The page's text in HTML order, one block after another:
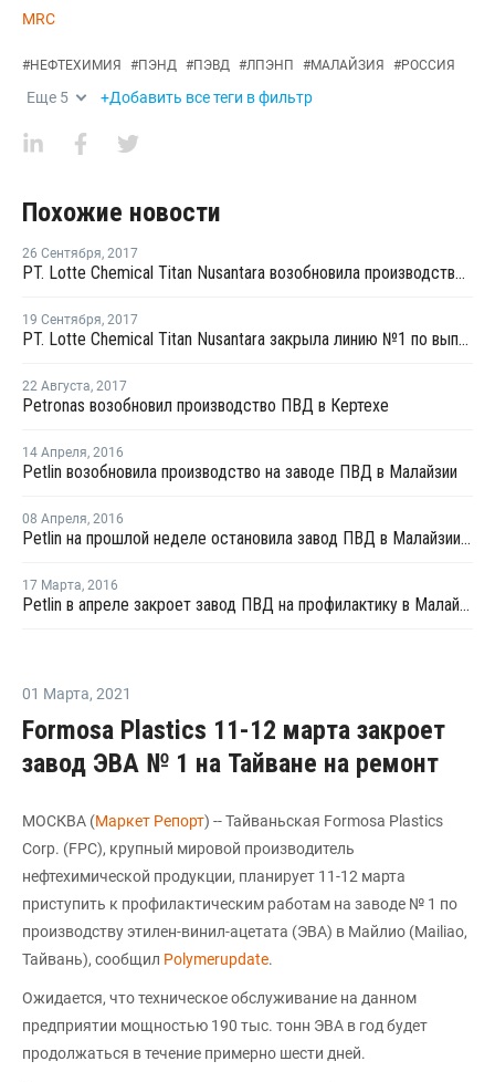
MRC
#НЕФТЕХИМИЯ #ПЭНД #ПЭВД #ЛПЭНП #МАЛАЙЗИЯ #РОССИЯ
Еще 5 +Добавить все теги в фильтр
Похожие новости
26 Сентября, 2017
PT. Lotte Chemical Titan Nusantara возобновила производство на заводе №3 по выпуску ЛПНП в Индонезии
19 Сентября, 2017
PT. Lotte Chemical Titan Nusantara закрыла линию №1 по выпуску ЛПНП из-за нехватки сырья
22 Августа, 2017
Petronas возобновил производство ПВД в Кертехе
14 Апреля, 2016
Petlin возобновила производство на заводе ПВД в Малайзии
08 Апреля, 2016
Petlin на прошлой неделе остановила завод ПВД в Малайзии на профилактику
17 Марта, 2016
Petlin в апреле закроет завод ПВД на профилактику в Малайзии
01 Марта, 2021
Formosa Plastics 11-12 марта закроет
завод ЭВА № 1 на Тайване на ремонт
МОСКВА (Маркет Репорт) -- Тайваньская Formosa Plastics
Corp. (FPC), крупный мировой производитель
нефтехимической продукции, планирует 11-12 марта
приступить к профилактическим работам на заводе № 1 по
производству этилен-винил-ацетата (ЭВА) в Майлио (Mailiao,
Тайвань), сообщил Polymerupdate.
Ожидается, что техническое обслуживание на данном
предприятии мощностью 190 тыс. тонн ЭВА в год будет
продолжаться в течение примерно шести дней.